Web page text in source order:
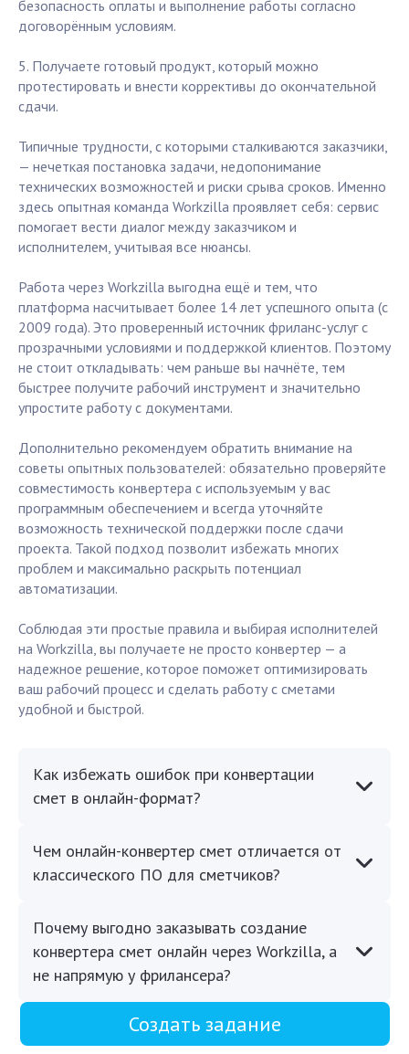
безопасность оплаты и выполнение работы согласно
договорённым условиям.
5. Получаете готовый продукт, который можно
протестировать и внести коррективы до окончательной
сдачи.
Типичные трудности, с которыми сталкиваются заказчики,
— нечеткая постановка задачи, недопонимание
технических возможностей и риски срыва сроков. Именно
здесь опытная команда Workzilla проявляет себя: сервис
помогает вести диалог между заказчиком и
исполнителем, учитывая все нюансы.
Работа через Workzilla выгодна ещё и тем, что
платформа насчитывает более 14 лет успешного опыта (с
2009 года). Это проверенный источник фриланс-услуг с
прозрачными условиями и поддержкой клиентов. Поэтому
не стоит откладывать: чем раньше вы начнёте, тем
быстрее получите рабочий инструмент и значительно
упростите работу с документами.
Дополнительно рекомендуем обратить внимание на
советы опытных пользователей: обязательно проверяйте
совместимость конвертера с используемым у вас
программным обеспечением и всегда уточняйте
возможность технической поддержки после сдачи
проекта. Такой подход позволит избежать многих
проблем и максимально раскрыть потенциал
автоматизации.
Соблюдая эти простые правила и выбирая исполнителей
на Workzilla, вы получаете не просто конвертер — а
надежное решение, которое поможет оптимизировать
ваш рабочий процесс и сделать работу с сметами
удобной и быстрой.
Как избежать ошибок при конвертации
смет в онлайн-формат?
Чем онлайн-конвертер смет отличается от
классического ПО для сметчиков?
Почему выгодно заказывать создание
конвертера смет онлайн через Workzilla, а
не напрямую у фрилансера?
Создать задание